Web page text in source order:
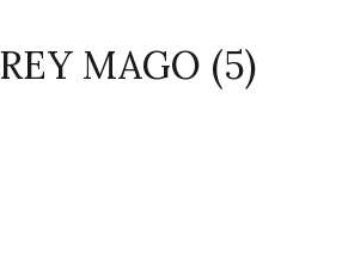
REY MAGO (5)